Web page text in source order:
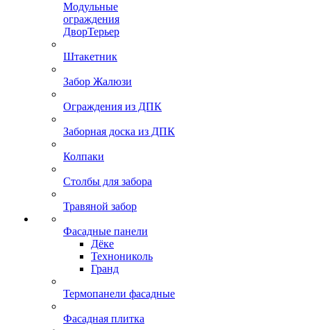
Модульные
ограждения
ДворТерьер
Штакетник
Забор Жалюзи
Ограждения из ДПК
Заборная доска из ДПК
Колпаки
Столбы для забора
Травяной забор
Фасадные панели
Дёке
Технониколь
Гранд
Термопанели фасадные
Фасадная плитка